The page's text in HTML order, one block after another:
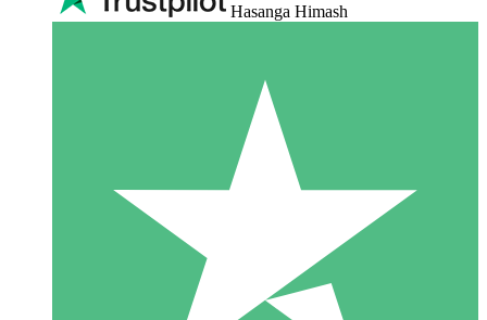
Hasanga Himash